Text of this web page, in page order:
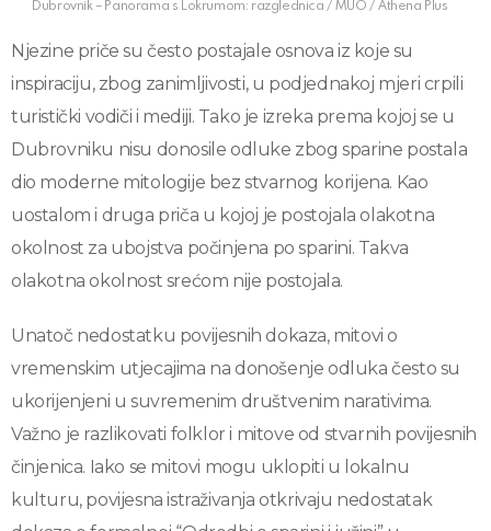
Dubrovnik – Panorama s Lokrumom: razglednica / MUO / Athena Plus
Njezine priče su često postajale osnova iz koje su
inspiraciju, zbog zanimljivosti, u podjednakoj mjeri crpili
turistički vodiči i mediji. Tako je izreka prema kojoj se u
Dubrovniku nisu donosile odluke zbog sparine postala
dio moderne mitologije bez stvarnog korijena. Kao
uostalom i druga priča u kojoj je postojala olakotna
okolnost za ubojstva počinjena po sparini. Takva
olakotna okolnost srećom nije postojala.
Unatoč nedostatku povijesnih dokaza, mitovi o
vremenskim utjecajima na donošenje odluka često su
ukorijenjeni u suvremenim društvenim narativima.
Važno je razlikovati folklor i mitove od stvarnih povijesnih
činjenica. Iako se mitovi mogu uklopiti u lokalnu
kulturu, povijesna istraživanja otkrivaju nedostatak